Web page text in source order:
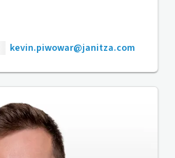
kevin.piwowar@janitza.com